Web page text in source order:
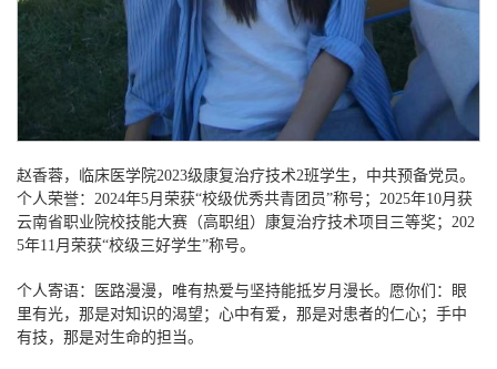
赵香蓉，临床医学院2023级康复治疗技术2班学生，中共预备党员。
个人荣誉：2024年5月荣获“校级优秀共青团员”称号；2025年10月获
云南省职业院校技能大赛（高职组）康复治疗技术项目三等奖；202
5年11月荣获“校级三好学生”称号。
个人寄语：医路漫漫，唯有热爱与坚持能抵岁月漫长。愿你们：眼
里有光，那是对知识的渴望；心中有爱，那是对患者的仁心；手中
有技，那是对生命的担当。